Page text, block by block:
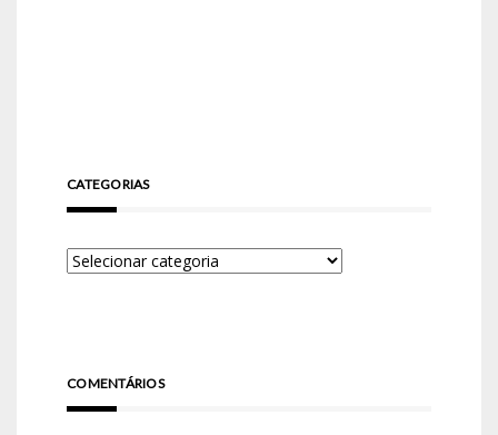
CATEGORIAS
COMENTÁRIOS